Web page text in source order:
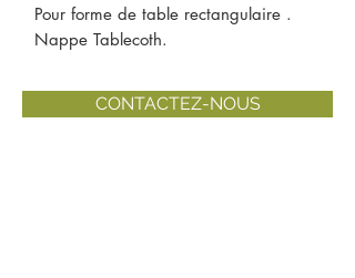
Pour forme de table rectangulaire .
Nappe Tablecoth.
CONTACTEZ-NOUS